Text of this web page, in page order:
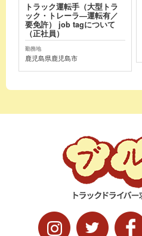
トラック運転手（大型トラ
ック・トレーラ―運転有／
要免許） job tagについて
（正社員）
勤務地
鹿児島県鹿児島市